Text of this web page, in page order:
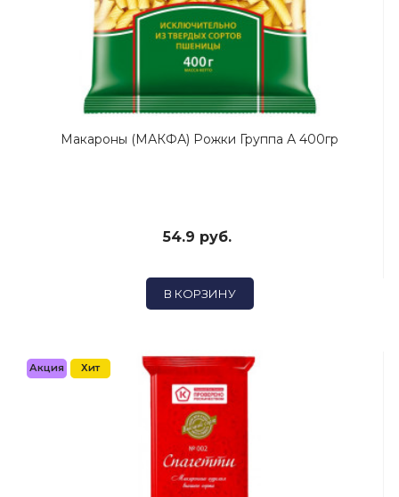
Макароны (МАКФА) Рожки Группа А 400гр
54.9 руб.
В КОРЗИНУ
Акция Хит